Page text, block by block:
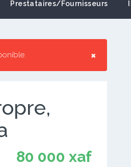
Prestataires/Fournisseurs
×
80 000 xaf